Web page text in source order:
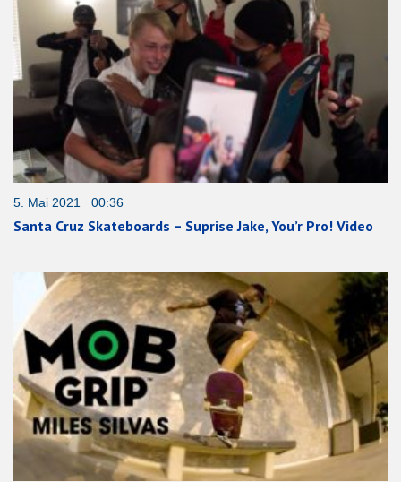
5. Mai 2021 00:36
Santa Cruz Skateboards – Suprise Jake, You’r Pro! Video